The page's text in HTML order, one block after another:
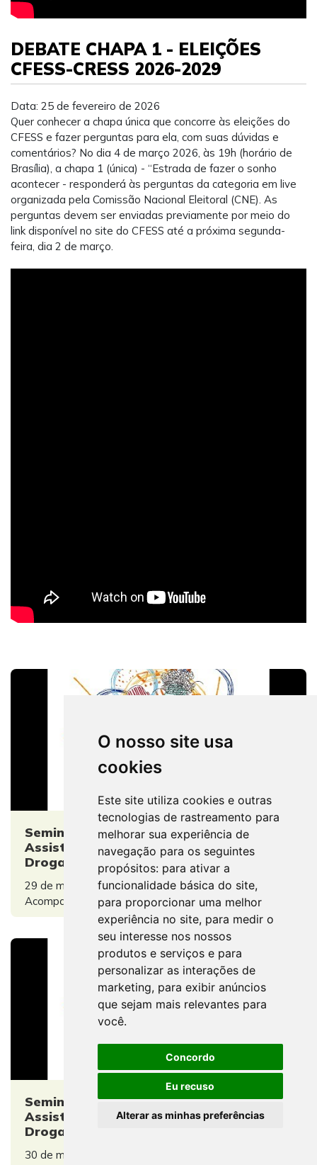
O nosso site usa
cookies
Este site utiliza cookies e outras
tecnologias de rastreamento para
melhorar sua experiência de
navegação para os seguintes
propósitos: para ativar a
funcionalidade básica do site,
para proporcionar uma melhor
experiência no site, para medir o
seu interesse nos nossos
produtos e serviços e para
personalizar as interações de
marketing, para exibir anúncios
que sejam mais relevantes para
você.
Concordo
Eu recuso
Alterar as minhas preferências
DEBATE CHAPA 1 - ELEIÇÕES
CFESS-CRESS 2026-2029
Data: 25 de fevereiro de 2026
Quer conhecer a chapa única que concorre às eleições do
CFESS e fazer perguntas para ela, com suas dúvidas e
comentários? No dia 4 de março 2026, às 19h (horário de
Brasília), a chapa 1 (única) - “Estrada de fazer o sonho
acontecer - responderá às perguntas da categoria em live
organizada pela Comissão Nacional Eleitoral (CNE). As
perguntas devem ser enviadas previamente por meio do
link disponível no site do CFESS até a próxima segunda-
feira, dia 2 de março.
Seminário Nacional O Trabalho do/a
Assistente Social na Política Sobre
Drogas e Saúde Mental
29 de maio de 2018
Acompanhe ao vivo o evento.
Seminário Nacional O Trabalho do/a
Assistente Social na Política Sobre
Drogas e Saúde Mental - 2 dia
30 de maio de 2018